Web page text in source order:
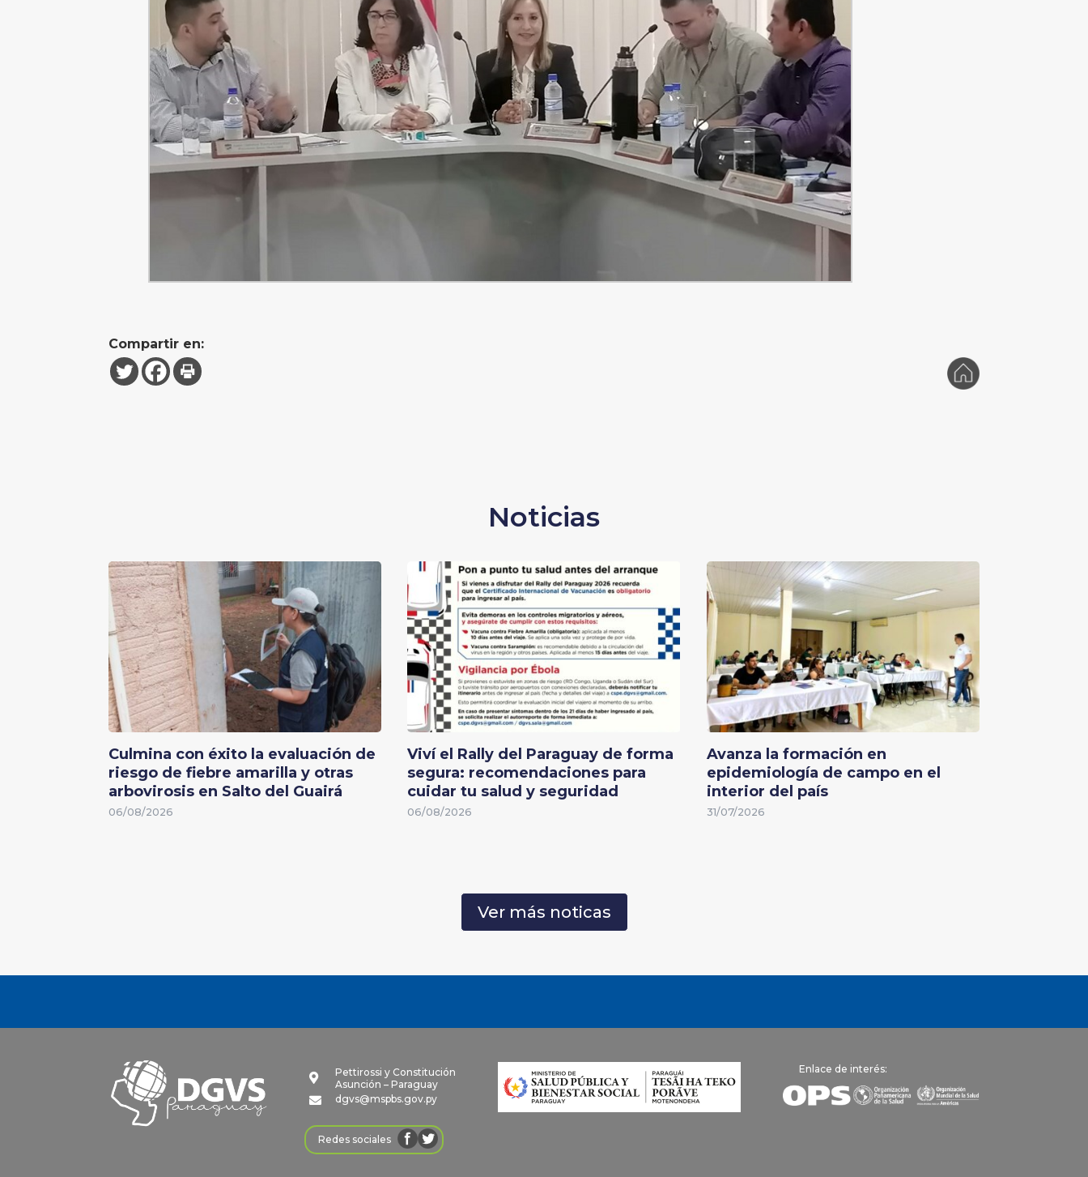
Compartir en:
Noticias
Culmina con éxito la evaluación de
riesgo de fiebre amarilla y otras
arbovirosis en Salto del Guairá
06/08/2026
Viví el Rally del Paraguay de forma
segura: recomendaciones para
cuidar tu salud y seguridad
06/08/2026
Avanza la formación en
epidemiología de campo en el
interior del país
31/07/2026
Ver más noticas

Pettirossi y Constitución
Asunción – Paraguay

dgvs@mspbs.gov.py
Redes sociales
Enlace de interés: